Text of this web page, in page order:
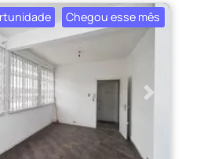
Chegou esse mês
Próximo